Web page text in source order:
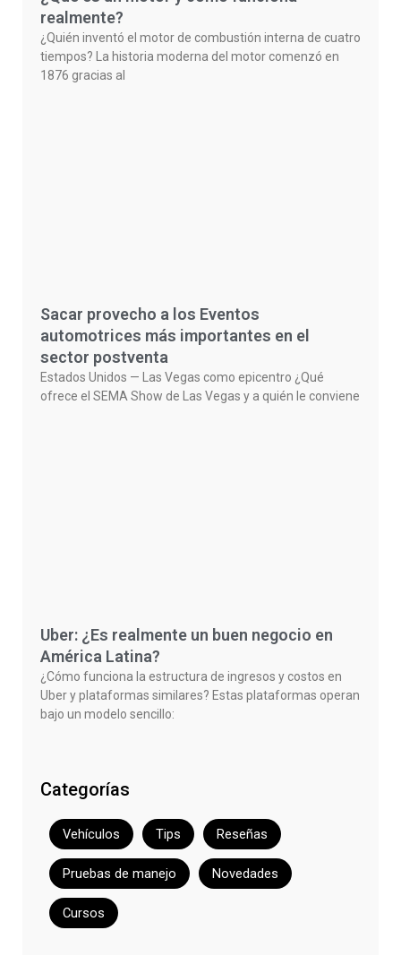
realmente?
¿Quién inventó el motor de combustión interna de cuatro
tiempos? La historia moderna del motor comenzó en
1876 gracias al
Sacar provecho a los Eventos
automotrices más importantes en el
sector postventa
Estados Unidos — Las Vegas como epicentro ¿Qué
ofrece el SEMA Show de Las Vegas y a quién le conviene
Uber: ¿Es realmente un buen negocio en
América Latina?
¿Cómo funciona la estructura de ingresos y costos en
Uber y plataformas similares? Estas plataformas operan
bajo un modelo sencillo:
Categorías
Vehículos Tips Reseñas
Pruebas de manejo Novedades
Cursos